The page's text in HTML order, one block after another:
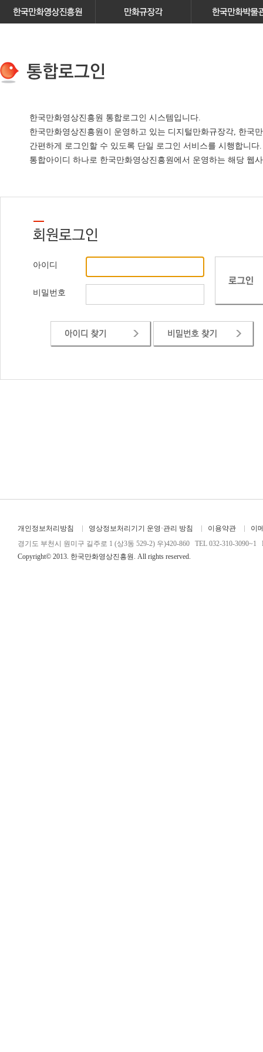
한국만화영상진흥원 통합로그인 시스템입니다.
한국만화영상진흥원이 운영하고 있는 디지털만화규장각, 한국
간편하게 로그인할 수 있도록 단일 로그인 서비스를 시행합니다.
통합아이디 하나로 한국만화영상진흥원에서 운영하는 해당 웹
아이디
비밀번호
개인정보처리방침 영상정보처리기기 운영·관리 방침 이용약관
이
경기도 부천시 원미구 길주로 1 (상3동 529-2) 우)420-860 TEL 032-310-3090~1
Copyright© 2013. 한국만화영상진흥원. All rights reserved.